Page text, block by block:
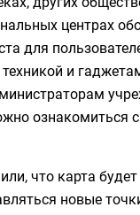
центрах
для
и
ознакомиться
что карта
новые